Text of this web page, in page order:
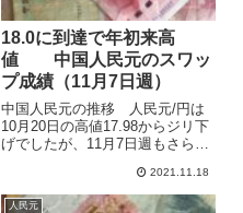
18.0に到達で年初来高
値 中国人民元のスワッ
プ成績（11月7日週）
中国人民元の推移 人民元/円は
10月20日の高値17.98からジリ下
げでしたが、11月7日週もさらに
ました。その後は反騰となって
17.90まで上昇しましたが、17.85
2021.11.18
人民元